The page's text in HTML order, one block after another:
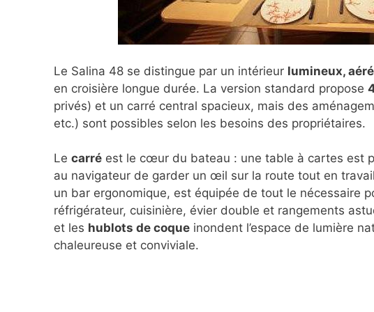
Le Salina 48 se distingue par un intérieur lumineux,
en croisière longue durée. La version standard propose
privés) et un carré central spacieux, mais des
etc.) sont possibles selon les besoins des propriétaires.
Le carré est le cœur du bateau : une table à cartes est
au navigateur de garder un œil sur la route tout en
un bar ergonomique, est équipée de tout le nécessaire
réfrigérateur, cuisinière, évier double et rangements
et les hublots de coque inondent l’espace de lumière
chaleureuse et conviviale.